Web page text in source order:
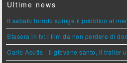
Ultime news
Il sabato torrido spinge il pubblico al
Stasera in tv: i film da non perdere di
Carlo Acutis - Il giovane santo, il trailer